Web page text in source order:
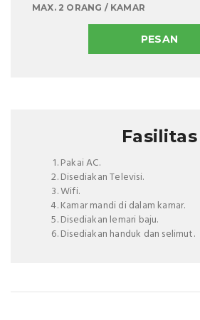
MAX. 2 ORANG / KAMAR
PESAN
Fasilitas
Pakai AC.
Disediakan Televisi.
Wifi.
Kamar mandi di dalam kamar.
Disediakan lemari baju.
Disediakan handuk dan selimut.